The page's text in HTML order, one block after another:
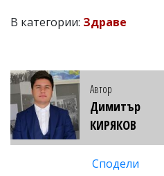
В категории: Здраве
Автор
Димитър
КИРЯКОВ
Сподели